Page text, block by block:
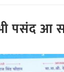
पसंद आ